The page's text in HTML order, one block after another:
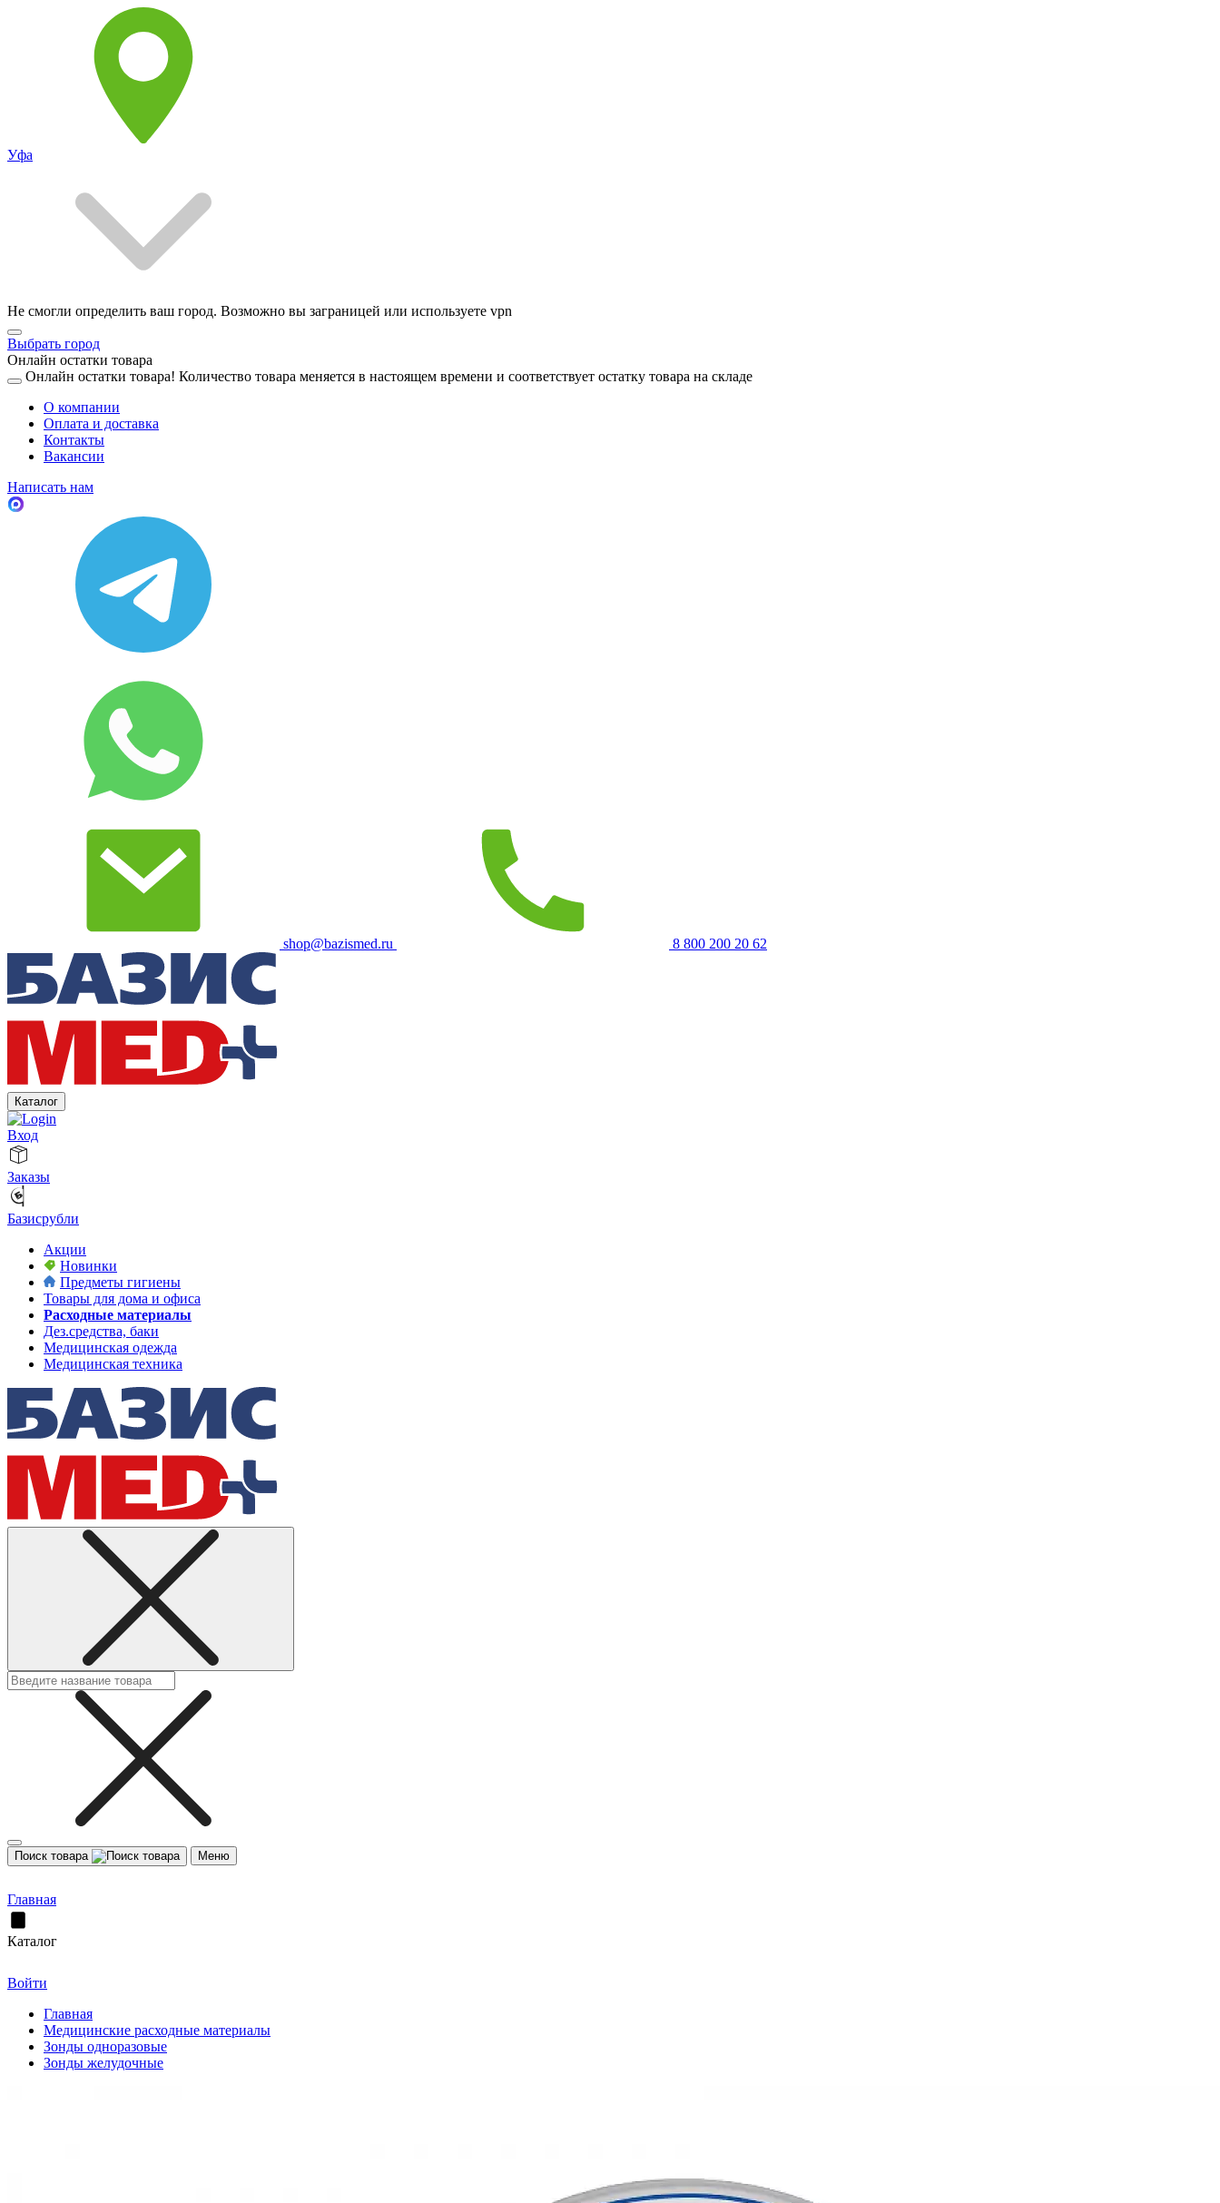
Уфа
Не смогли определить ваш город. Возможно вы заграницей или используете vpn
Выбрать город
Онлайн остатки товара
Онлайн остатки товара! Количество товара меняется в настоящем времени и соответствует остатку товара на складе
О компании
Оплата и доставка
Контакты
Вакансии
Написать нам
shop@bazismed.ru 8 800 200 20 62
Каталог
Вход
Заказы
Базисрубли
Акции
Новинки
Предметы гигиены
Товары для дома и офиса
Расходные материалы
Дез.средства, баки
Медицинская одежда
Медицинская техника
Поиск товара Меню
Главная
Каталог
Войти
Главная
Медицинские расходные материалы
Зонды одноразовые
Зонды желудочные